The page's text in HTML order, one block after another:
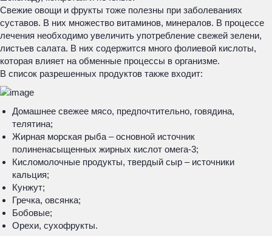
Свежие овощи и фрукты тоже полезны при заболеваниях
суставов. В них множество витаминов, минералов. В процессе
лечения необходимо увеличить употребление свежей зелени,
листьев салата. В них содержится много фолиевой кислоты,
которая влияет на обменные процессы в организме.
В список разрешенных продуктов также входит:
Домашнее свежее мясо, предпочтительно, говядина,
телятина;
Жирная морская рыба – основной источник
полиненасыщенных жирных кислот омега-3;
Кисломолочные продукты, твердый сыр – источники
кальция;
Кунжут;
Гречка, овсянка;
Бобовые;
Орехи, сухофрукты.